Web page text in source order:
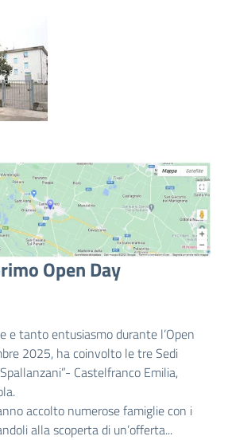
Open Day
e tanto entusiasmo durante l’Open
2025, ha coinvolto le tre Sedi
Castelfranco Emilia,
accolto numerose famiglie con i
alla scoperta di un’offerta...